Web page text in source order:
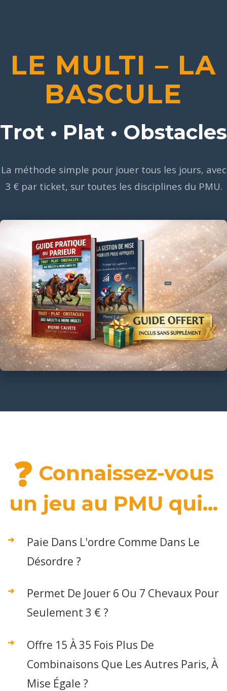
LE MULTI – LA
BASCULE
Trot • Plat • Obstacles
La méthode simple pour jouer tous les jours, avec
3 € par ticket, sur toutes les disciplines du PMU.
❓ Connaissez-vous
un jeu au PMU qui...
Paie Dans L'ordre Comme Dans Le
Désordre ?
Permet De Jouer 6 Ou 7 Chevaux Pour
Seulement 3 € ?
Offre 15 À 35 Fois Plus De
Combinaisons Que Les Autres Paris, À
Mise Égale ?